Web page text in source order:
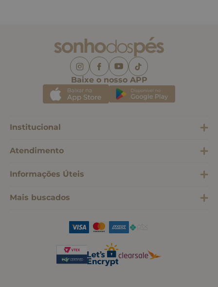
Baixe o nosso APP
Institucional
Atendimento
Informações Úteis
Mais buscados